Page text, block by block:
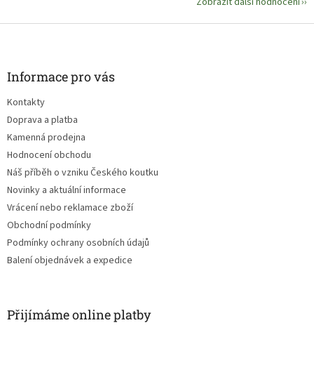
Informace pro vás
Kontakty
Doprava a platba
Kamenná prodejna
Hodnocení obchodu
Náš příběh o vzniku Českého koutku
Novinky a aktuální informace
Vrácení nebo reklamace zboží
Obchodní podmínky
Podmínky ochrany osobních údajů
Balení objednávek a expedice
Přijímáme online platby